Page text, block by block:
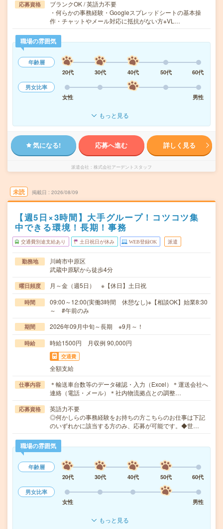
応募資格
ブランクOK / 英語力不要
・何らかの事務経験・Googleスプレッドシートの基本操
作・チャットやメール対応に抵抗がない方※VL…
職場の雰囲気
年齢層
20代
30代 40代 50代
60代
男女比率
女性
男性
もっと見る
気になる! 応募へ進む 詳しく見る
派遣会社 株式会社アーデントスタッフ
未読 掲載日 2026/08/09
【週5日×3時間】大手グループ！コツコツ集
中できる環境！長期！事務
交通費別途支給あり 土日祝日が休み WEB登録OK 派遣
勤務地
川崎市中原区
武蔵中原駅から徒歩4分
曜日頻度 月～金（週5日） ※【休日】土日祝
時間
09:00～12:00(実働3時間 休憩なし)※【相談OK】始業8:30
～ #午前のみ
期間 2026年09月中旬～長期 ※9月～！
時給 時給1500円 月収例 90,000円
交通費
全額支給
仕事内容
＊輸送車台数等のデータ確認・入力（Excel）＊運送会社へ
連絡（電話・メール）＊社内物流拠点との調整…
応募資格
英語力不要
◎何かしらの事務経験をお持ちの方こちらのお仕事は下記
のいずれかに該当する方のみ、応募が可能です。◆世…
職場の雰囲気
年齢層
20代
30代 40代 50代
60代
男女比率
女性
男性
もっと見る